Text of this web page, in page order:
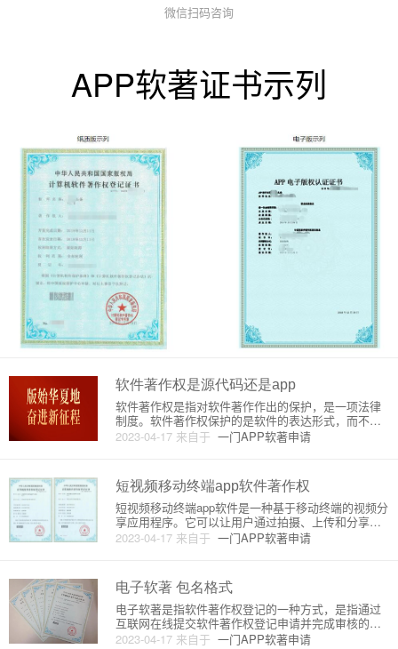
微信扫码咨询
APP软著证书示列
软件著作权是源代码还是app
2023-04-17 来自于 一门APP软著申请
软件著作权是指对软件著作作出的保护，是一项法律
制度。软件著作权保护的是软件的表达形式，而不是
保护软件的功能。软件著作权是保护软件的知识产
围不仅包括软件源代码，还包括
短视频移动终端app软件著作权
2023-04-17 来自于 一门APP软著申请
短视频移动终端app软件是一种基于移动终端的视频分
享应用程序。它可以让用户通过拍摄、上传和分享短
视频来展示自己的生活、记录美好时刻、展示才艺
好、操作简单、互动性强、
电子软著 包名格式
2023-04-17 来自于 一门APP软著申请
电子软著是指软件著作权登记的一种方式，是指通过
互联网在线提交软件著作权登记申请并完成审核的过
程。在实际操作中，软件著作权登记所需的材料可以